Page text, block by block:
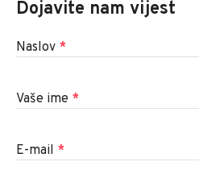
Dojavite nam vijest
Naslov *
Vaše ime *
E-mail *